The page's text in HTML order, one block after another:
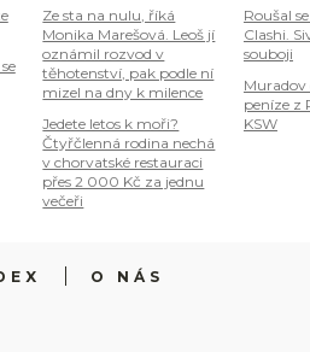
Ze sta na nulu, říká
Monika Marešová. Leoš jí
oznámil rozvod v
těhotenství, pak podle ní
mizel na dny k milence
Jedete letos k moři?
Čtyřčlenná rodina nechá
v chorvatské restauraci
přes 2 000 Kč za jednu
večeři
Roušal
Clashi.
souboji
peníze z
KSW
O NÁS